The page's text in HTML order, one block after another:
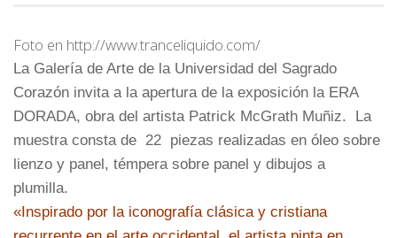
Foto en http://www.tranceliquido.com/
La Galería de Arte de la Universidad del Sagrado
Corazón invita a la apertura de la exposición la ERA
DORADA, obra del artista Patrick McGrath Muñiz.
La
muestra consta de 22 piezas realizadas en óleo sobre
lienzo y panel, témpera sobre panel y dibujos a
plumilla.
« Inspirado por la iconografía clásica y cristiana